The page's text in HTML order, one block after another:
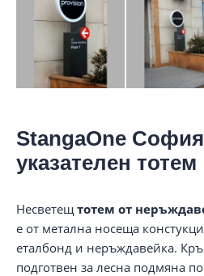
StangaOne
указателен тотем
Несветещ тотем от
е от метална носеща
еталбонд и неръждавейка.
подготвен за лесна подмяна